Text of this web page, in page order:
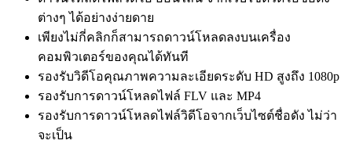
ต่างๆ ได้อย่างง่ายดาย
เพียงไม่กี่คลิกก็สามารถดาวน์โหลดลงบนเครื่อง
คอมพิวเตอร์ของคุณได้ทันที
รองรับวิดีโอคุณภาพความละเอียดระดับ HD สูงถึง 1080p
รองรับการดาวน์โหลดไฟล์ FLV และ MP4
รองรับการดาวน์โหลดไฟล์วิดีโอจากเว็บไซต์ชื่อดัง ไม่ว่า
จะเป็น